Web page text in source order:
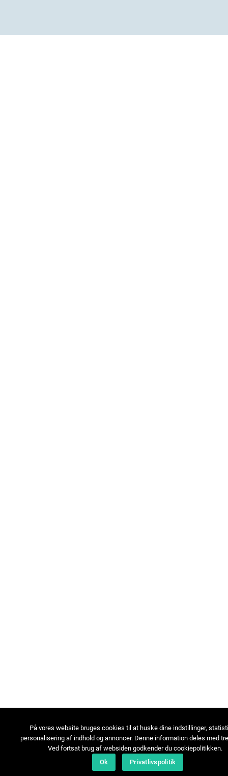
På vores website bruges cookies til at huske dine indstillinger,
personalisering af indhold og annoncer. Denne information deles med
Ved fortsat brug af websiden godkender du cookiepolitikken.
Ok
Privatlivspolitik